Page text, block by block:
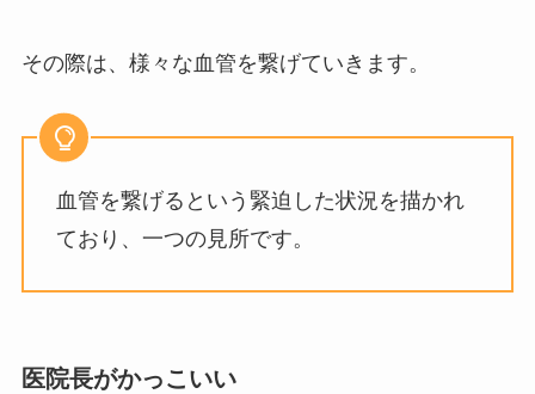
その際は、様々な血管を繋げていきます。
血管を繋げるという緊迫した状況を描かれ
ており、一つの見所です。
医院長がかっこいい